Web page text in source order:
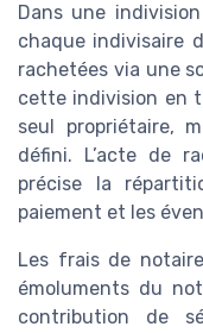
Dans une
chaque indivisaire
rachetées via une
cette indivision en
seul propriétaire,
défini. L’acte de
précise la
paiement et les
Les frais de
émoluments du
contribution de